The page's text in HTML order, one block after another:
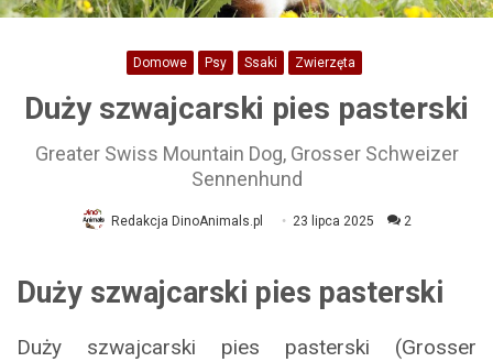
Domowe Psy Ssaki Zwierzęta
Duży szwajcarski pies pasterski
Greater Swiss Mountain Dog, Grosser Schweizer
Sennenhund
Redakcja DinoAnimals.pl 23 lipca 2025 2
Duży szwajcarski pies pasterski
Duży szwajcarski pies pasterski (Grosser